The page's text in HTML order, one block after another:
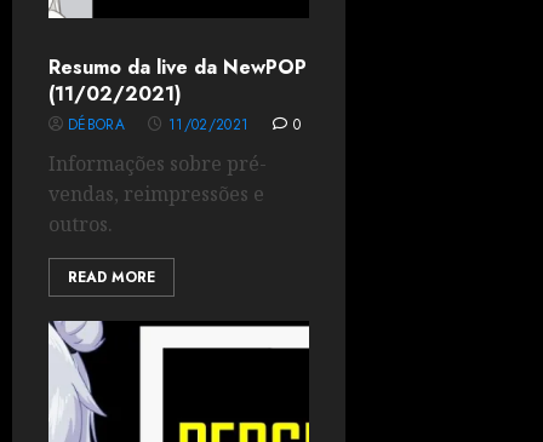
Resumo da live da NewPOP
(11/02/2021)
DÉBORA 11/02/2021 0
Informações sobre pré-
vendas, reimpressões e
outros.
READ MORE